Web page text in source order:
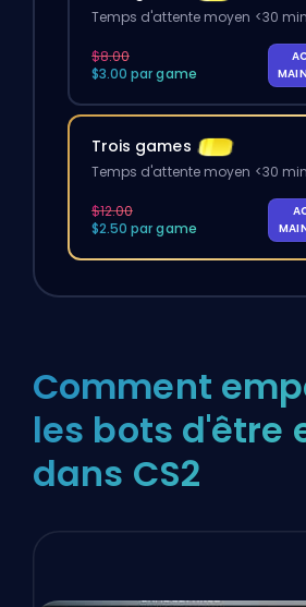
Temps d'attente moyen <30
$8.00
$3.00 par game
Trois games
Temps d'attente moyen <30
$12.00
$2.50 par game
Comment
les bots d'être
dans CS2